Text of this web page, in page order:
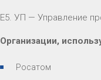
Е5. УП — Управление
Организации,
Росатом